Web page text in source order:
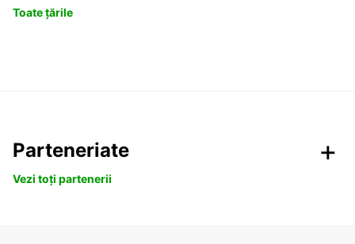
Toate țările
Parteneriate
Vezi toți partenerii